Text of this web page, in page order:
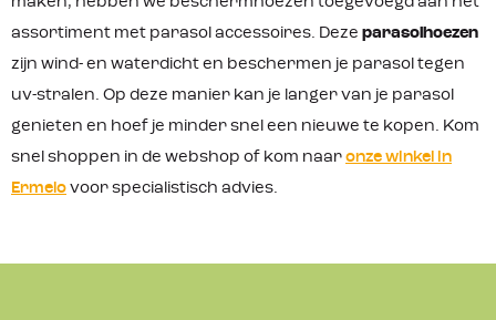
assortiment met parasol accessoires. Deze parasolhoezen
zijn wind- en waterdicht en beschermen je parasol tegen
uv-stralen. Op deze manier kan je langer van je parasol
genieten en hoef je minder snel een nieuwe te kopen. Kom
snel shoppen in de webshop of kom naar onze winkel in
Ermelo voor specialistisch advies.